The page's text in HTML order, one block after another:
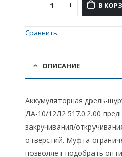
В
Сравнить
ОПИСАНИЕ
Аккумуляторная дрель-
ДА-10/12Л2 517.0.2.00
закручивания/
отверстий. Муфта
позволяет подобрать